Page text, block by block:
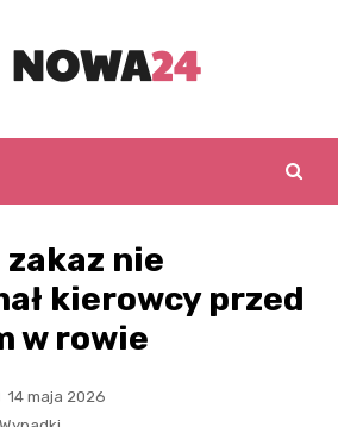
nie
kierowcy przed
w rowie
14 maja 2026